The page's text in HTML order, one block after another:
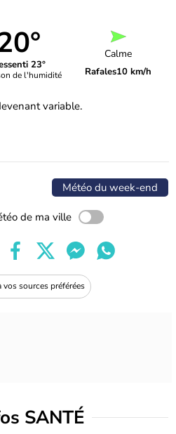
23°
de l'humidité
Calme
Rafales10 km/h
variable.
Météo du week-end
de ma ville
vos sources préférées
SANTÉ